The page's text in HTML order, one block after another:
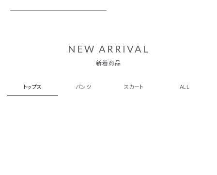
NEW ARRIVAL
新着商品
トップス パンツ スカート ALL